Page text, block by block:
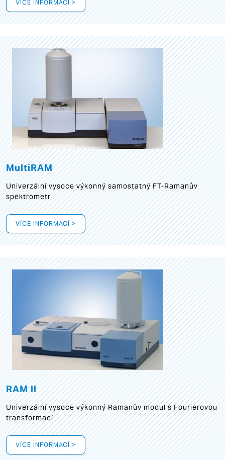
VÍCE INFORMACÍ >
MultiRAM
Univerzální vysoce výkonný samostatný FT-Ramanův
spektrometr
VÍCE INFORMACÍ >
RAM II
Univerzální vysoce výkonný Ramanův modul s Fourierovou
transformací
VÍCE INFORMACÍ >